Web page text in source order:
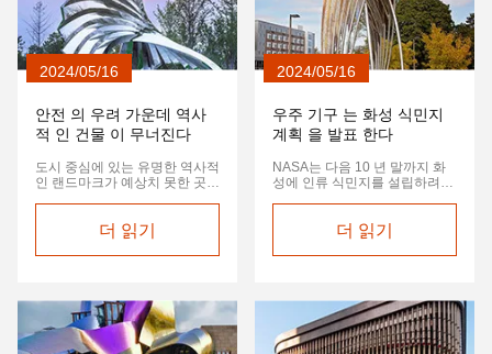
2024/05/16
안전 의 우려 가운데 역사
적 인 건물 이 무너진다
도시 중심에 있는 유명한 역사적
인 랜드마크가 예상치 못한 곳에
국은 붕괴의 원인을 조사하고 있
으며 방치 때문인지 자연스러운
마모 때문인지 조사하고 있습니
더 읽기
2024/05/16
우주 기구 는 화성 식민지
계획 을 발표 한다
NASA는 다음 10 년 말까지 화
성에 인류 식민지를 설립하려는
혁신적인 기술을 포함하여.
더 읽기